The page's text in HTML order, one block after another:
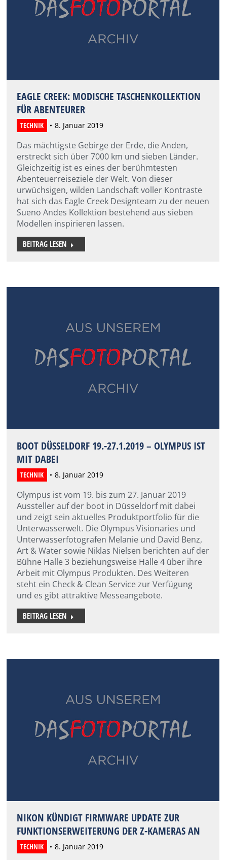
EAGLE CREEK: MODISCHE TASCHENKOLLEKTION
FÜR ABENTEURER
TECHNIK 8. Januar 2019
Das mächtigste Gebirge der Erde, die Anden,
erstreckt sich über 7000 km und sieben Länder.
Gleichzeitig ist es eines der berühmtesten
Abenteuerreiseziele der Welt. Von dieser
urwüchsigen, wilden Landschaft voller Kontraste
hat sich das Eagle Creek Designteam zu der neuen
Sueno Andes Kollektion bestehend aus sieben
Modellen inspirieren lassen.
BEITRAG LESEN
BOOT DÜSSELDORF 19.-27.1.2019 – OLYMPUS IST
MIT DABEI
TECHNIK 8. Januar 2019
Olympus ist vom 19. bis zum 27. Januar 2019
Aussteller auf der boot in Düsseldorf mit dabei
und zeigt sein aktuelles Produktportfolio für die
Unterwasserwelt. Die Olympus Visionaries und
Unterwasserfotografen Melanie und David Benz,
Art & Water sowie Niklas Nielsen berichten auf der
Bühne Halle 3 beziehungsweise Halle 4 über ihre
Arbeit mit Olympus Produkten. Des Weiteren
steht ein Check & Clean Service zur Verfügung
und es gibt attraktive Messeangebote.
BEITRAG LESEN
NIKON KÜNDIGT FIRMWARE UPDATE ZUR
FUNKTIONSERWEITERUNG DER Z-KAMERAS AN
TECHNIK 8. Januar 2019